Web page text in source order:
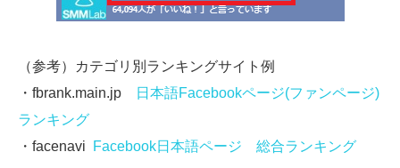
（参考）カテゴリ別ランキングサイト例
・fbrank.main.jp
日本語Facebookページ(ファンページ)
ランキング
・facenavi
Facebook日本語ページ 総合ランキング